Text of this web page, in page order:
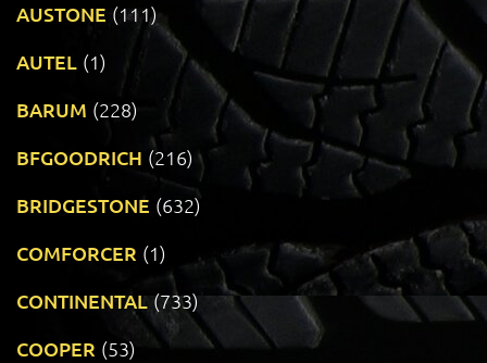
AUSTONE (111)
AUTEL (1)
BARUM (228)
BFGOODRICH (216)
BRIDGESTONE (632)
COMFORCER (1)
CONTINENTAL (733)
COOPER (53)